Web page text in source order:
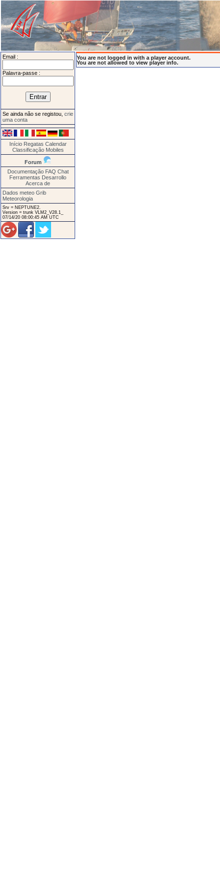
Email :
Palavra-passe :
Se ainda não se registou, crie
uma conta
Início Regatas Calendar
Classificação Mobiles
Forum
Documentação FAQ Chat
Ferramentas Desarrollo
Acerca de
Dados meteo Grib
Meteorologia
Srv = NEPTUNE2.
Version = trunk VLM2_V28.1_
07/14/20 08:00:45 AM UTC
You are not logged in with a player account.
You are not allowed to view player info.